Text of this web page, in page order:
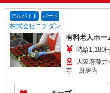
掲載
アルバイト パート
株式会社ニチダン
有料老人ホー
時給1,180
大阪府藤井
寺 厨房内